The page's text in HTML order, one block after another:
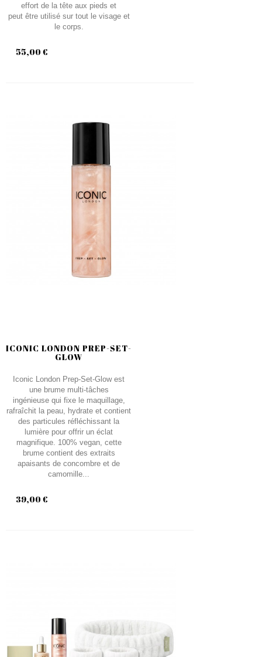
effort de la tête aux pieds et
peut être utilisé sur tout le visage et
le corps.
55,00 €
ICONIC LONDON PREP-SET-
GLOW
Iconic London Prep-Set-Glow est
une brume multi-tâches
ingénieuse qui fixe le maquillage,
rafraîchit la peau, hydrate et contient
des particules réfléchissant la
lumière pour offrir un éclat
magnifique. 100% vegan, cette
brume contient des extraits
apaisants de concombre et de
camomille...
39,00 €